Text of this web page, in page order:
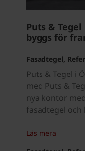
Puts &
byggs för
Fasadtegel,
Puts & Tegel i
med Puts &
nya kontor
fasadtegel och
Läs mera